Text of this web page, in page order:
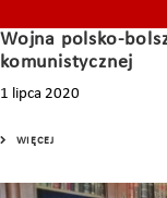
Wojna polsko-
komunistycznej
1 lipca 2020
WIĘCEJ